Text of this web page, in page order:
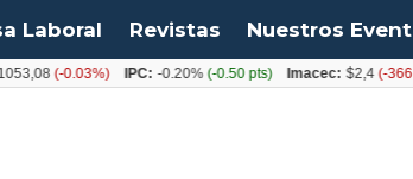
Laboral Revistas Nuestros
(-0.03%) IPC: -0.20% (-0.50 pts) Imacec: $2,4(-366.67%)